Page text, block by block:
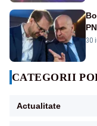
30
CATEGORII
Actualitate